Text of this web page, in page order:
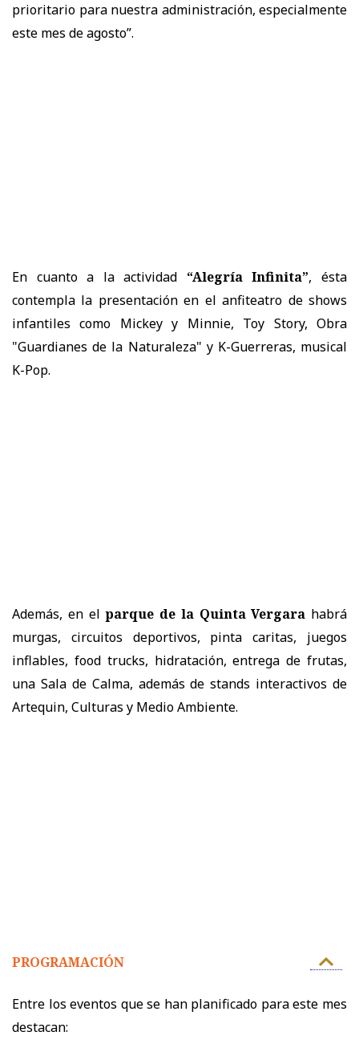
prioritario para nuestra administración, especialmente
este mes de agosto”.
En cuanto a la actividad “Alegría Infinita”, ésta
contempla la presentación en el anfiteatro de shows
infantiles como Mickey y Minnie, Toy Story, Obra
"Guardianes de la Naturaleza" y K-Guerreras, musical
K-Pop.
Además, en el parque de la Quinta Vergara habrá
murgas, circuitos deportivos, pinta caritas, juegos
inflables, food trucks, hidratación, entrega de frutas,
una Sala de Calma, además de stands interactivos de
Artequin, Culturas y Medio Ambiente.
PROGRAMACIÓN
Entre los eventos que se han planificado para este mes
destacan: